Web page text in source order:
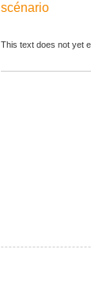
scénario
This text does not yet